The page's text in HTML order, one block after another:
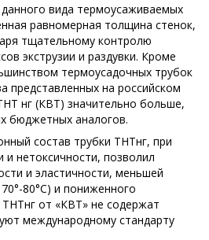
вида термоусаживаемых
равномерная толщина стенок,
тщательному контролю
экструзии и раздувки. Кроме
термоусадочных трубок
представленных на российском
нг (КВТ) значительно больше,
бюджетных аналогов.
состав трубки ТНТнг, при
и нетоксичности, позволил
и эластичности, меньшей
80°С) и пониженного
от «КВТ» не содержат
международному стандарту